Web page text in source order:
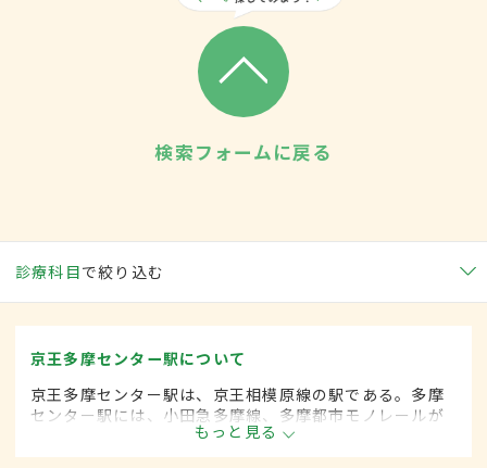
検索フォームに戻る
診療科目で絞り込む
京王多摩センター駅について
京王多摩センター駅は、京王相模原線の駅である。多摩
センター駅には、小田急多摩線、多摩都市モノレールが
乗り入れており、1日の平均乗降者数は8万6000人を超え
る。駅周辺には多摩ニュータウンの中心地であり、さま
もっと見る